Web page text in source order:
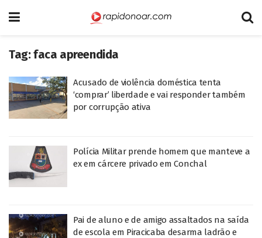
Tag:faca apreendida
Acusado de violência doméstica tenta
‘comprar’ liberdade e vai responder também
por corrupção ativa
Polícia Militar prende homem que manteve a
ex em cárcere privado em Conchal
Pai de aluno e de amigo assaltados na saída
de escola em Piracicaba desarma ladrão e